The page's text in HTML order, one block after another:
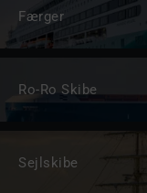
Færger
Ro-Ro Skibe
Sejlskibe